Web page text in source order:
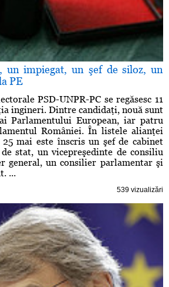
un impiegat, un şef de siloz, un
PE
PSD-UNPR-PC se regăsesc 11
ingineri. Dintre candidaţi, nouă sunt
Parlamentului European, iar patru
României. În listele alianţei
mai este înscris un şef de cabinet
stat, un vicepreşedinte de consiliu
general, un consilier parlamentar şi
...
539 vizualizări